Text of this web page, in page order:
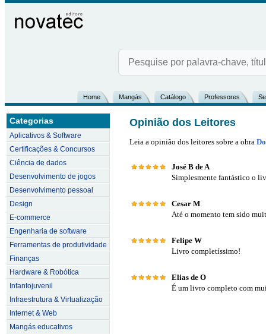
Home Mangás Catálogo Professores
Categorias
Aplicativos & Software
Certificações & Concursos
Ciência de dados
Desenvolvimento de jogos
Desenvolvimento pessoal
Design
E-commerce
Engenharia de software
Ferramentas de produtividade
Finanças
Hardware & Robótica
Infantojuvenil
Infraestrutura & Virtualização
Internet & Web
Mangás educativos
Opinião dos Leitores
Leia a opinião dos leitores sobre a obra
José B de A
Simplesmente fantástico o
Cesar M
Até o momento tem sido
Felipe W
Livro completíssimo!
Elias de O
É um livro completo com